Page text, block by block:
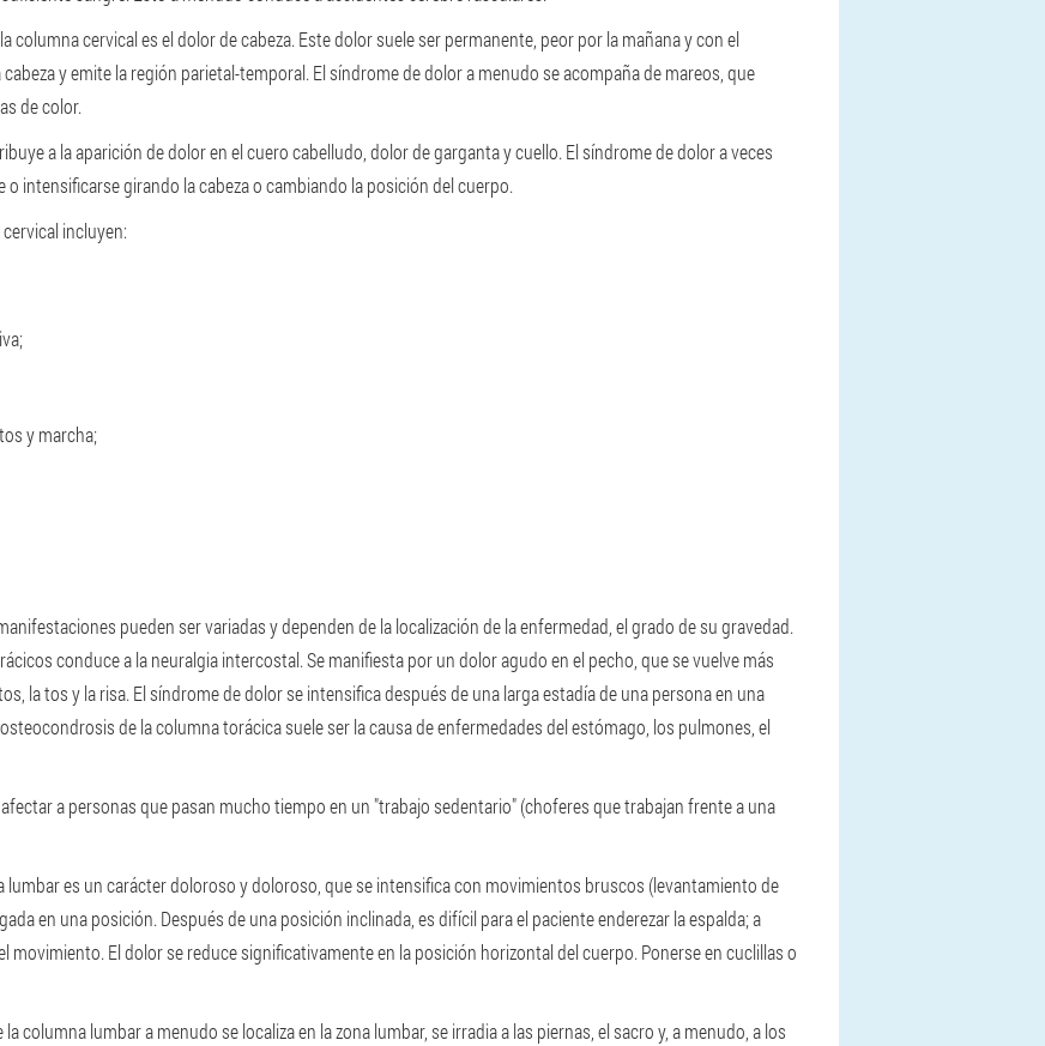
columna cervical es el dolor de cabeza. Este dolor suele ser permanente, peor por la mañana y con el
y emite la región parietal-temporal. El síndrome de dolor a menudo se acompaña de mareos, que
de color.
a la aparición de dolor en el cuero cabelludo, dolor de garganta y cuello. El síndrome de dolor a veces
intensificarse girando la cabeza o cambiando la posición del cuerpo.
incluyen:
y marcha;
pueden ser variadas y dependen de la localización de la enfermedad, el grado de su gravedad.
conduce a la neuralgia intercostal. Se manifiesta por un dolor agudo en el pecho, que se vuelve más
la tos y la risa. El síndrome de dolor se intensifica después de una larga estadía de una persona en una
de la columna torácica suele ser la causa de enfermedades del estómago, los pulmones, el
a personas que pasan mucho tiempo en un "trabajo sedentario" (choferes que trabajan frente a una
es un carácter doloroso y doloroso, que se intensifica con movimientos bruscos (levantamiento de
en una posición. Después de una posición inclinada, es difícil para el paciente enderezar la espalda; a
movimiento. El dolor se reduce significativamente en la posición horizontal del cuerpo. Ponerse en cuclillas o
columna lumbar a menudo se localiza en la zona lumbar, se irradia a las piernas, el sacro y, a menudo, a los